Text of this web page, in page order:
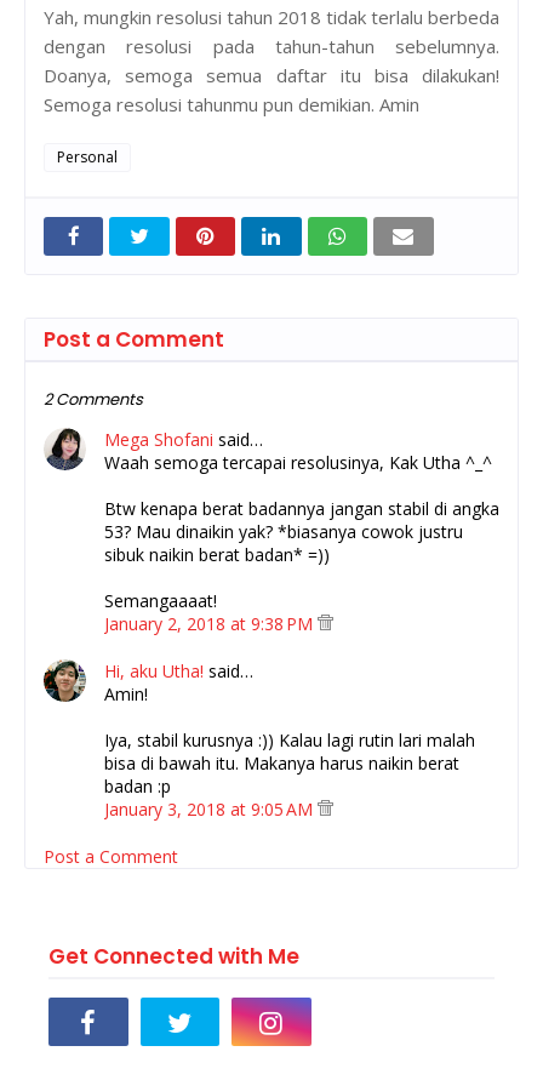
Yah, mungkin resolusi tahun 2018 tidak terlalu berbeda
dengan resolusi pada tahun-tahun sebelumnya.
Doanya, semoga semua daftar itu bisa dilakukan!
Semoga resolusi tahunmu pun demikian. Amin
Personal
Post a Comment
2 Comments
Mega Shofani said…
Waah semoga tercapai resolusinya, Kak Utha ^_^
Btw kenapa berat badannya jangan stabil di angka
53? Mau dinaikin yak? *biasanya cowok justru
sibuk naikin berat badan* =))
Semangaaaat!
January 2, 2018 at 9:38 PM
Hi, aku Utha! said…
Amin!
Iya, stabil kurusnya :)) Kalau lagi rutin lari malah
bisa di bawah itu. Makanya harus naikin berat
badan :p
January 3, 2018 at 9:05 AM
Post a Comment
Get Connected with Me